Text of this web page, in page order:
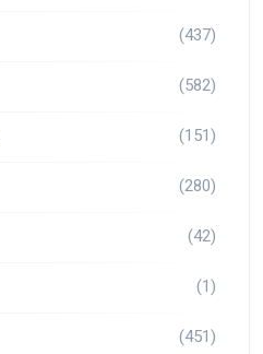
(437)
(582)
(151)
(280)
(42)
(1)
(451)